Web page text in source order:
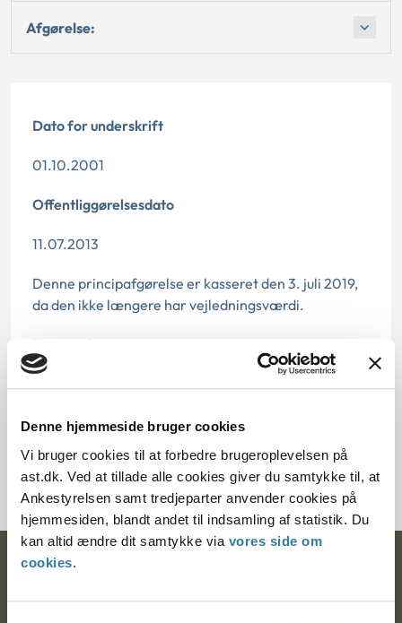
Denne hjemmeside bruger cookies
Vi bruger cookies til at forbedre brugeroplevelsen på
ast.dk. Ved at tillade alle cookies giver du samtykke til, at
Ankestyrelsen samt tredjeparter anvender cookies på
hjemmesiden, blandt andet til indsamling af statistik. Du
kan altid ændre dit samtykke via vores side om
cookies.
Afgørelse:
Dato for underskrift
01.10.2001
Offentliggørelsesdato
11.07.2013
Denne principafgørelse er kasseret den 3. juli 2019,
da den ikke længere har vejledningsværdi.
Paragraf
§ 14 § 15
Journalnummer
600047-01
Ankestyrelsen
Postadresse: